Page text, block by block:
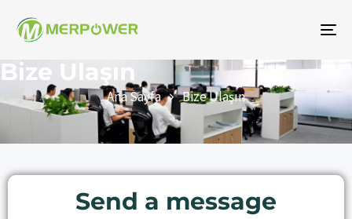
Bize Ulaşın
Ana Sayfa Bize Ulaşın
Send a message